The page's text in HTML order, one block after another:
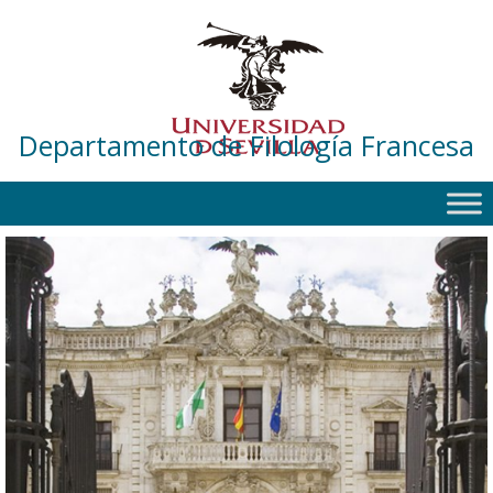
Departamento de Filología Francesa